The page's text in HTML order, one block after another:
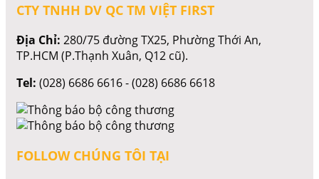
CTY TNHH DV QC TM VIỆT FIRST
Địa Chỉ: 280/75 đường TX25, Phường Thới An,
TP.HCM (P.Thạnh Xuân, Q12 cũ).
Tel: (028) 6686 6616 - (028) 6686 6618
FOLLOW CHÚNG TÔI TẠI